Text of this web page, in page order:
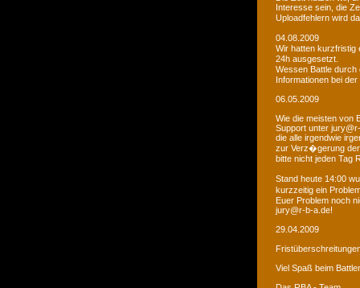
Interesse sein, die
Uploadfehlern wird
04.08.2009
Wir hatten kurzfristig
24h ausgesetzt.
Wessen Battle
Informationen bei
06.05.2009
Wie die meisten von
Support unter
die alle irgendwie
zur Verz�gerung der
bitte nicht jeden Tag
Stand heute 14:00
kurzzeitig ein
Euer Problem noch
jury@r-b-a.de!
29.04.2009
Viel Spaß beim